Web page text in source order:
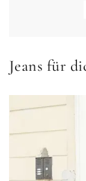
Jeans für